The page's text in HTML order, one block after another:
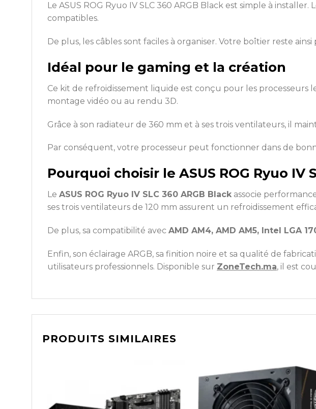
Le ASUS ROG Ryuo IV SLC 360 ARGB Black est simple à
compatibles.
De plus, les câbles sont faciles à organiser. Votre boîtier reste
Idéal pour le gaming et la création
Ce kit de refroidissement liquide est conçu pour les processeurs
montage vidéo ou au rendu 3D.
Grâce à son radiateur de 360 mm et à ses trois ventilateurs, il
Par conséquent, votre processeur peut fonctionner dans de
Pourquoi choisir le ASUS ROG Ryuo IV
Le ASUS ROG Ryuo IV SLC 360 ARGB Black associe
ses trois ventilateurs de 120 mm assurent un refroidissement
De plus, sa compatibilité avec AMD AM4, AMD AM5, Intel LGA
Enfin, son éclairage ARGB, sa finition noire et sa qualité de
utilisateurs professionnels. Disponible sur ZoneTech.ma, il est
PRODUITS SIMILAIRES